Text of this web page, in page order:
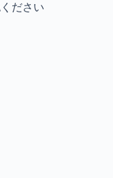
ださい